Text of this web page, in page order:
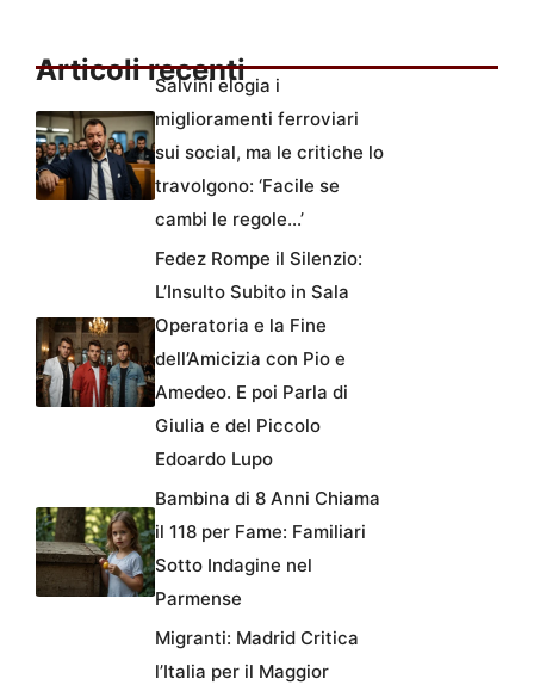
Articoli recenti
Salvini elogia i
miglioramenti ferroviari
sui social, ma le critiche lo
travolgono: ‘Facile se
cambi le regole…’
Fedez Rompe il Silenzio:
L’Insulto Subito in Sala
Operatoria e la Fine
dell’Amicizia con Pio e
Amedeo. E poi Parla di
Giulia e del Piccolo
Edoardo Lupo
Bambina di 8 Anni Chiama
il 118 per Fame: Familiari
Sotto Indagine nel
Parmense
Migranti: Madrid Critica
l’Italia per il Maggior